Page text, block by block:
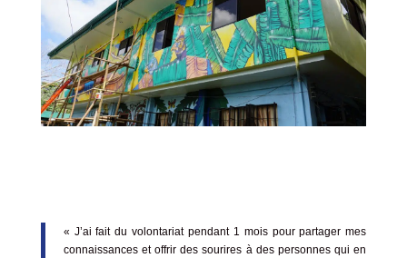
« J’ai fait du volontariat pendant 1 mois pour partager mes
connaissances et offrir des sourires à des personnes qui en